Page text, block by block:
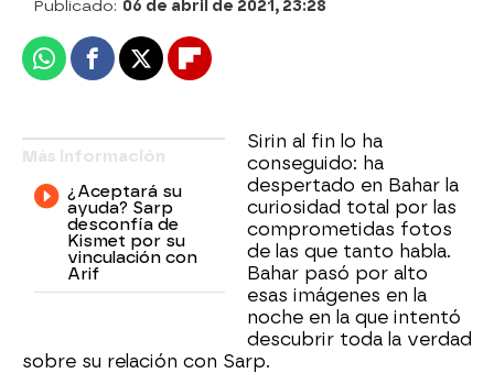
Publicado: 06 de abril de 2021, 23:28
WhatsappFacebook
X Flipboard
Más información
¿Aceptará su
ayuda? Sarp
desconfía de
Kismet por su
vinculación con
Arif
Sirin al fin lo ha
conseguido: ha
despertado en Bahar la
curiosidad total por las
comprometidas fotos
de las que tanto habla.
Bahar pasó por alto
esas imágenes en la
noche en la que intentó
descubrir toda la verdad
sobre su relación con Sarp.